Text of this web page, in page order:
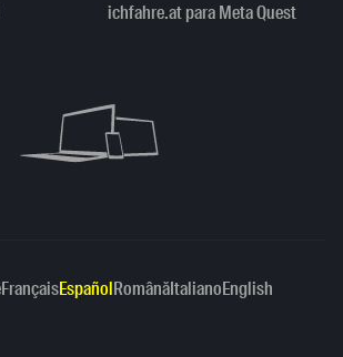
ichfahre.at para Meta Quest
FrançaisEspañolRomânăItalianoEnglish